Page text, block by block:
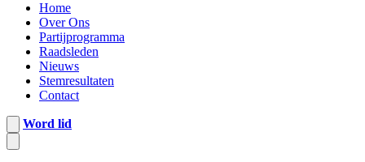
Home
Over Ons
Partijprogramma
Raadsleden
Nieuws
Stemresultaten
Contact
Word lid